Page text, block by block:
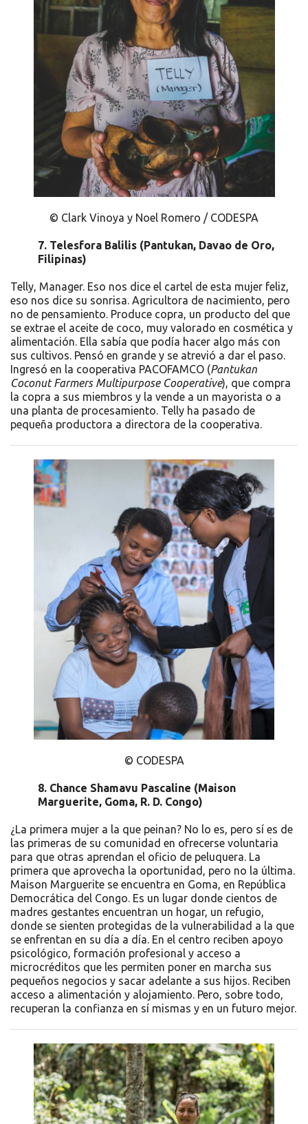
© Clark Vinoya y Noel Romero / CODESPA
7. Telesfora Balilis (Pantukan, Davao de Oro,
Filipinas)
Telly, Manager. Eso nos dice el cartel de esta mujer feliz,
eso nos dice su sonrisa. Agricultora de nacimiento, pero
no de pensamiento. Produce copra, un producto del que
se extrae el aceite de coco, muy valorado en cosmética y
alimentación. Ella sabía que podía hacer algo más con
sus cultivos. Pensó en grande y se atrevió a dar el paso.
Ingresó en la cooperativa PACOFAMCO (Pantukan
Coconut Farmers Multipurpose Cooperative), que compra
la copra a sus miembros y la vende a un mayorista o a
una planta de procesamiento. Telly ha pasado de
pequeña productora a directora de la cooperativa.
© CODESPA
8. Chance Shamavu Pascaline (Maison
Marguerite, Goma, R. D. Congo)
¿La primera mujer a la que peinan? No lo es, pero sí es de
las primeras de su comunidad en ofrecerse voluntaria
para que otras aprendan el oficio de peluquera. La
primera que aprovecha la oportunidad, pero no la última.
Maison Marguerite se encuentra en Goma, en República
Democrática del Congo. Es un lugar donde cientos de
madres gestantes encuentran un hogar, un refugio,
donde se sienten protegidas de la vulnerabilidad a la que
se enfrentan en su día a día. En el centro reciben apoyo
psicológico, formación profesional y acceso a
microcréditos que les permiten poner en marcha sus
pequeños negocios y sacar adelante a sus hijos. Reciben
acceso a alimentación y alojamiento. Pero, sobre todo,
recuperan la confianza en sí mismas y en un futuro mejor.